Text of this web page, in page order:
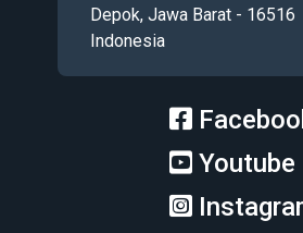
Depok, Jawa Barat - 16516
Indonesia
Youtube